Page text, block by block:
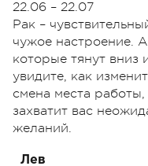
22.06 – 22.07
Рак –
чужое настроение.
которые тянут вниз
увидите, как
смена места
захватит вас
желаний.
Лев